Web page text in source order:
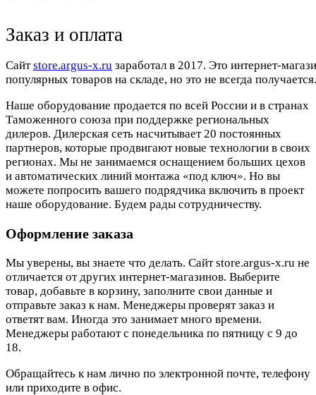
Заказ и оплата
Cайтstore.argus-x.ru заработал в 2017. Это интернет-
популярных товаров на складе, но это не всегда
Наше оборудование продается по всей России и в странах
Таможенного союза при поддержке региональных
дилеров. Дилерская сеть насчитывает 20 постоянных
партнеров, которые продвигают новые технологии в своих
регионах. Мы не занимаемся оснащением больших цехов
и автоматических линий монтажа «под ключ». Но вы
можете попросить вашего подрядчика включить в проект
наше оборудование. Будем рады сотрудничеству.
Оформление заказа
Мы уверены, вы знаете что делать. Сайт store.argus-x.ru не
отличается от других интернет-магазинов. Выберите
товар, добавьте в корзину, заполните свои данные и
отправьте заказ к нам. Менеджеры проверят заказ и
ответят вам. Иногда это занимает много времени.
Менеджеры работают с понедельника по пятницу с 9 до
18.
Обращайтесь к нам лично по электронной почте, телефону
или приходите в офис.